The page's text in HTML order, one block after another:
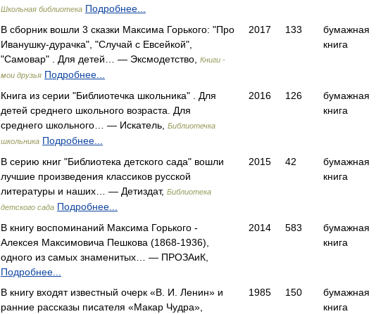
Школьная библиотека Подробнее...
В сборник вошли 3 сказки Максима Горького: "Про
Иванушку-дурачка", "Случай с Евсейкой",
"Самовар" . Для детей… — Эксмодетство,
Книги -
мои друзья Подробнее...
2017 133
бумажная
книга
Книга из серии "Библиотечка школьника" . Для
детей среднего школьного возраста. Для
среднего школьного… — Искатель,
Библиотечка
школьника Подробнее...
2016 126
бумажная
книга
В серию книг "Библиотека детского сада" вошли
лучшие произведения классиков русской
литературы и наших… — Детиздат, Библиотека
детского сада Подробнее...
2015 42
бумажная
книга
В книгу воспоминаний Максима Горького -
Алексея Максимовича Пешкова (1868-1936),
одного из самых знаменитых… — ПРОЗАиК,
Подробнее...
2014 583
бумажная
книга
В книгу входят известный очерк «В. И. Ленин» и
ранние рассказы писате­ля «Макар Чудра»,
1985 150
бумажная
книга